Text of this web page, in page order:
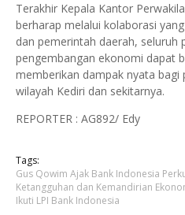
Terakhir Kepala Kantor
berharap melalui kolaborasi
dan pemerintah daerah, seluruh
pengembangan ekonomi dapat
memberikan dampak nyata
wilayah Kediri dan sekitarnya.
REPORTER : AG892/ Edy
Tags:
Gus Qowim Ajak Bank Indonesia
Ketangguhan dan Kemandirian
Ikuti LPI Bank Indonesia